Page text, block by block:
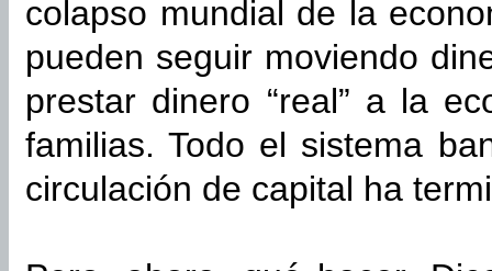
colapso mundial de la
pueden seguir moviendo
prestar dinero “real” a la
familias. Todo el sistema
circulación de capital ha